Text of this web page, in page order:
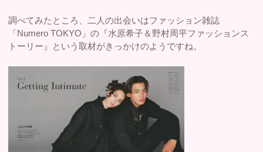
調べてみたところ、二人の出会いはファッション雑誌
「Numero TOKYO」の『水原希子＆野村周平ファッションス
トーリー』という取材がきっかけのようですね。